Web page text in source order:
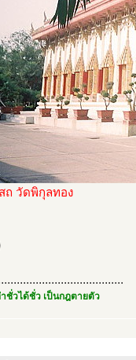
ถ วัดพิกุลทอง
ชั่วได้ชั่ว เป็นกฎตายตัว